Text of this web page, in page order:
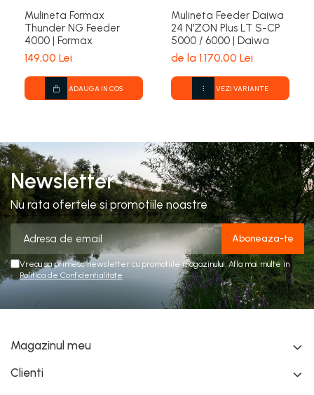
Mulineta Formax
Thunder NG Feeder
4000 | Formax
149,00 Lei
ADAUGA IN COS
Mulineta Feeder Daiwa
24 N'ZON Plus LT S-CP
5000 / 6000 | Daiwa
de la 1.170,00 Lei
VEZI VARIANTE
Newsletter
Nu rata ofertele si promotiile noastre
Vreau sa primesc newsletter cu promotiile magazinului. Afla mai multe in
Politica de Confidentialitate
Magazinul meu
Clienti